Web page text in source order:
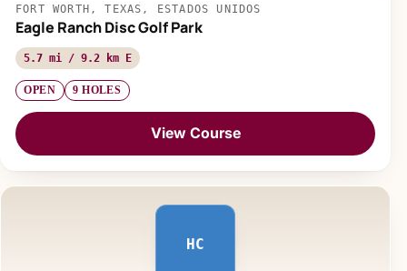
FORT WORTH, TEXAS, ESTADOS UNIDOS
Eagle Ranch Disc Golf Park
5.7 mi / 9.2 km E
OPEN 9 HOLES
View Course
HC